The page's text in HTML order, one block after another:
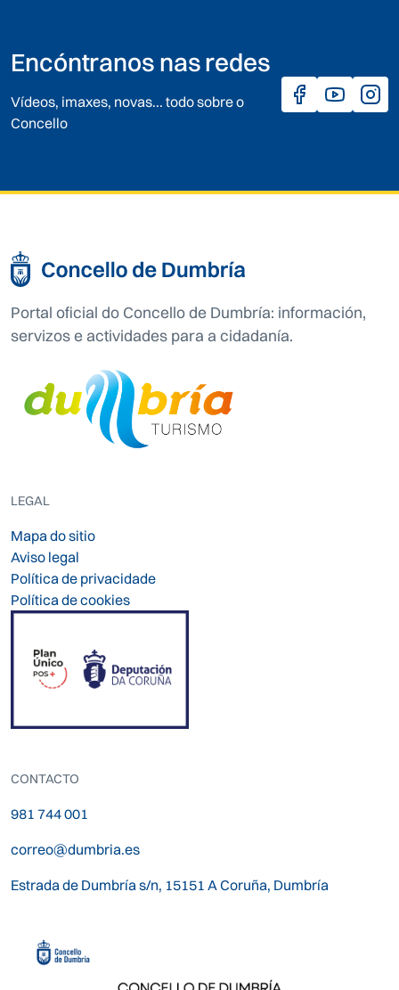
Encóntranos nas redes
Vídeos, imaxes, novas... todo sobre o
Concello
Portal oficial do Concello de Dumbría: información,
servizos e actividades para a cidadanía.
LEGAL
Mapa do sitio
Aviso legal
Política de privacidade
Política de cookies
CONTACTO
981 744 001
correo@dumbria.es
Estrada de Dumbría s/n, 15151 A Coruña, Dumbría